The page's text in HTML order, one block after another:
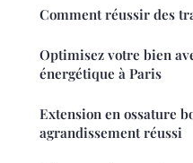
Comment réussir des
Optimisez votre bien
énergétique à Paris
Extension en ossature
agrandissement réussi